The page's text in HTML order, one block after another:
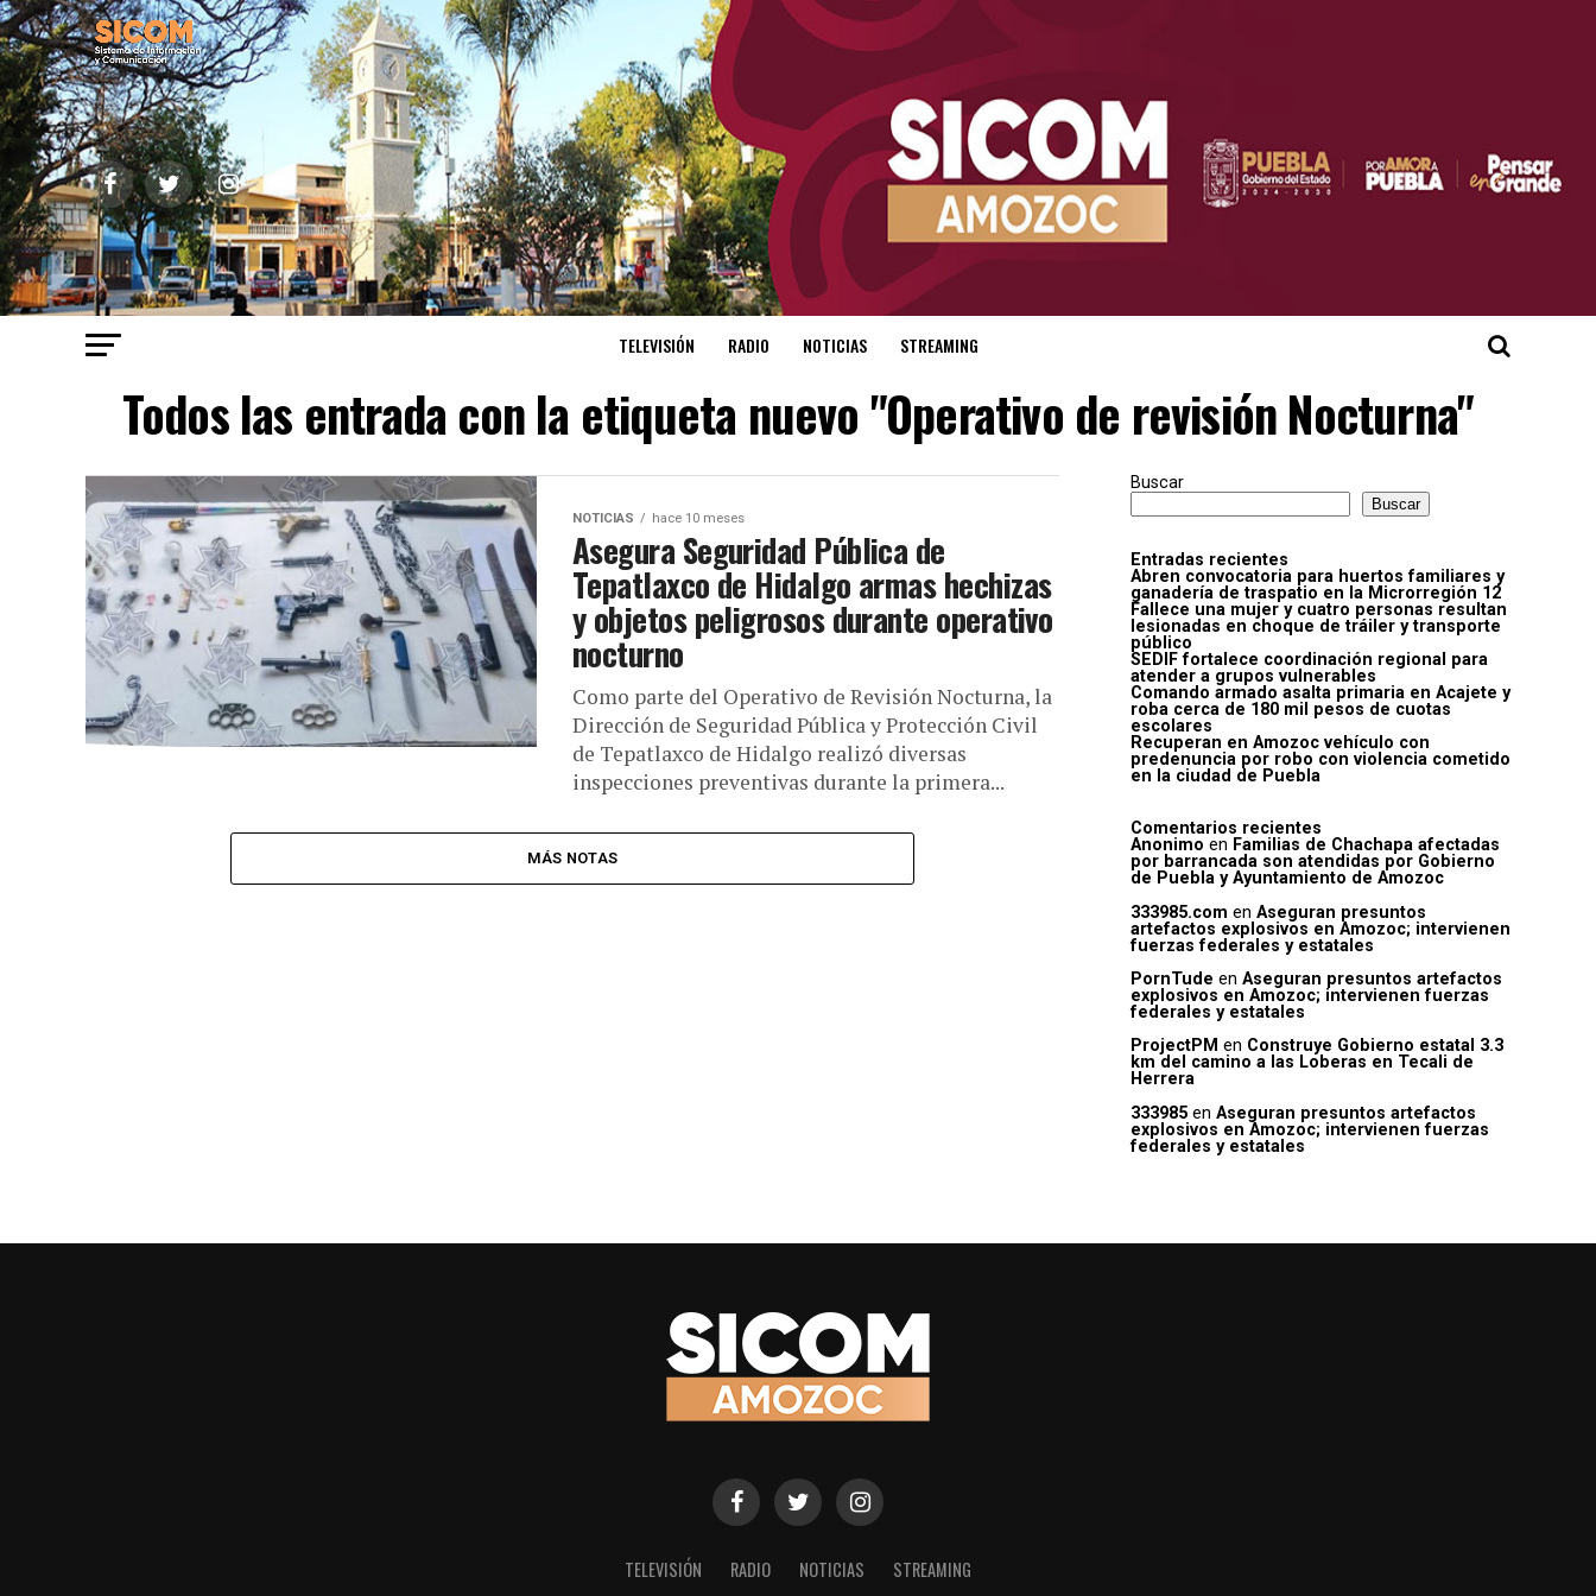
TELEVISIÓN RADIO NOTICIAS STREAMING
Todos las entrada con la etiqueta nuevo "Operativo de revisión Nocturna"
NOTICIAS hace 10 meses
Asegura Seguridad Pública de
Tepatlaxco de Hidalgo armas hechizas
y objetos peligrosos durante operativo
nocturno
Como parte del Operativo de Revisión Nocturna, la
Dirección de Seguridad Pública y Protección Civil
de Tepatlaxco de Hidalgo realizó diversas
inspecciones preventivas durante la primera...
MÁS NOTAS
Buscar
Buscar
Entradas recientes
Abren convocatoria para huertos familiares y
ganadería de traspatio en la Microrregión 12
Fallece una mujer y cuatro personas resultan
lesionadas en choque de tráiler y transporte
público
SEDIF fortalece coordinación regional para
atender a grupos vulnerables
Comando armado asalta primaria en Acajete y
roba cerca de 180 mil pesos de cuotas
escolares
Recuperan en Amozoc vehículo con
predenuncia por robo con violencia cometido
en la ciudad de Puebla
Comentarios recientes
Anonimo en Familias de Chachapa afectadas
por barrancada son atendidas por Gobierno
de Puebla y Ayuntamiento de Amozoc
333985.com en Aseguran presuntos
artefactos explosivos en Amozoc; intervienen
fuerzas federales y estatales
PornTude en Aseguran presuntos artefactos
explosivos en Amozoc; intervienen fuerzas
federales y estatales
ProjectPM en Construye Gobierno estatal 3.3
km del camino a las Loberas en Tecali de
Herrera
333985 en Aseguran presuntos artefactos
explosivos en Amozoc; intervienen fuerzas
federales y estatales
TELEVISIÓN RADIO NOTICIAS STREAMING